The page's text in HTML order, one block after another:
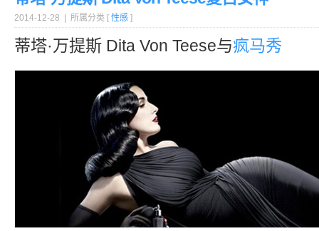
2014-12-28 | 所属分类 [ 性感 ]
蒂塔·万提斯 Dita Von Teese与疯马秀